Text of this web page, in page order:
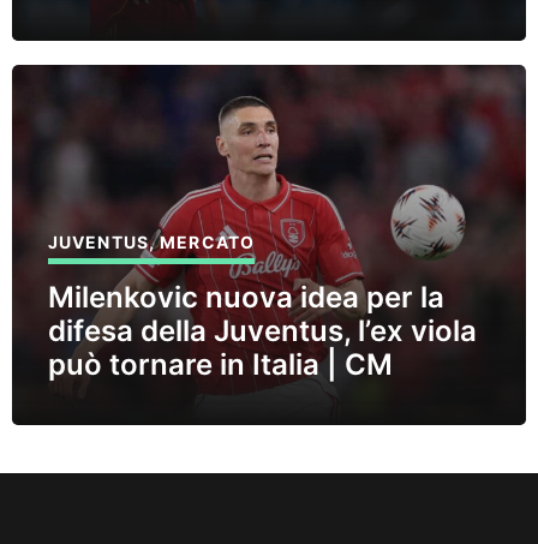
JUVENTUS,MERCATO
Milenkovic nuova idea per la
difesa della Juventus, l’ex viola
può tornare in Italia | CM